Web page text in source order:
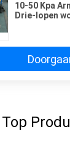
10-50 Kpa
Drie-lopen
Top